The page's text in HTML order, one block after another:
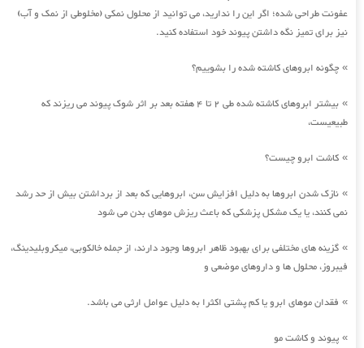
عفونت طراحی شده؛ اگر این را ندارید، می توانید از محلول نمکی (مخلوطی از نمک و آب)
نیز برای تمیز نگه داشتن پیوند خود استفاده کنید.
» چگونه ابروهای کاشته شده را بشوییم؟
»
بیشتر ابروهای کاشته شده طی 2 تا 4 هفته بعد بر اثر شوک پیوند می ریزند که
طبیعیست،
» کاشت ابرو چیست؟
» نازک شدن ابروها به دلیل افزایش سن، ابروهایی که بعد از برداشتن بیش از حد رشد
نمی کنند، یا یک مشکل پزشکی که باعث ریزش موهای بدن می شود
» گزینه های مختلفی برای بهبود ظاهر ابروها وجود دارند، از جمله خالکوبی، میکروبلیدینگ،
فیبروز، محلول ها و داروهای موضعی و
» فقدان موهای ابرو یا کم پشتی اکثرا به دلیل عوامل ارثی می باشد.
» پیوند و کاشت مو